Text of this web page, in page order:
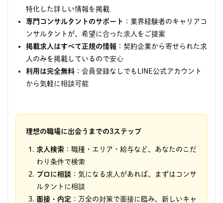
特化した詳しい情報を掲載
専門コンサルタントのサポート ：業界経験者のキャリアコ
ンサルタントが、希望に合った求人をご提案
掲載求人はすべて正規の情報 ：契約企業から寄せられた求
人のみを掲載しているので安心
利用は完全無料 ：会員登録なしでもLINE公式アカウント
から気軽に相談可能
理想の職場に出会うまでの3ステップ
求人検索 ：職種・エリア・給与など、あなたのこだ
わり条件で検索
プロに相談 ：気になる求人があれば、まずはコンサ
ルタントに相談
面接・内定 ：万全の対策で面接に臨み、新しいキャ